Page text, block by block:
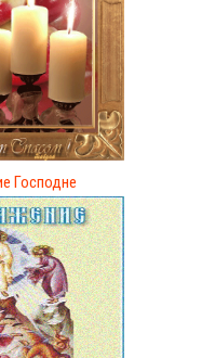
Господне